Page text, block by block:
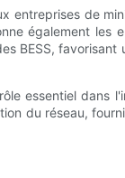
entreprises de
également les
BESS, favorisant
essentiel dans
du réseau,